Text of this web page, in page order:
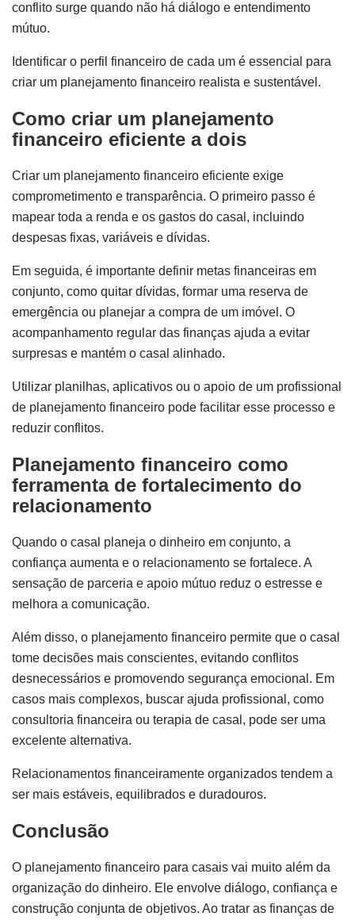
conflito surge quando não há diálogo e entendimento
mútuo.
Identificar o perfil financeiro de cada um é essencial para
criar um planejamento financeiro realista e sustentável.
Como criar um planejamento
financeiro eficiente a dois
Criar um planejamento financeiro eficiente exige
comprometimento e transparência. O primeiro passo é
mapear toda a renda e os gastos do casal, incluindo
despesas fixas, variáveis e dívidas.
Em seguida, é importante definir metas financeiras em
conjunto, como quitar dívidas, formar uma reserva de
emergência ou planejar a compra de um imóvel. O
acompanhamento regular das finanças ajuda a evitar
surpresas e mantém o casal alinhado.
Utilizar planilhas, aplicativos ou o apoio de um profissional
de planejamento financeiro pode facilitar esse processo e
reduzir conflitos.
Planejamento financeiro como
ferramenta de fortalecimento do
relacionamento
Quando o casal planeja o dinheiro em conjunto, a
confiança aumenta e o relacionamento se fortalece. A
sensação de parceria e apoio mútuo reduz o estresse e
melhora a comunicação.
Além disso, o planejamento financeiro permite que o casal
tome decisões mais conscientes, evitando conflitos
desnecessários e promovendo segurança emocional. Em
casos mais complexos, buscar ajuda profissional, como
consultoria financeira ou terapia de casal, pode ser uma
excelente alternativa.
Relacionamentos financeiramente organizados tendem a
ser mais estáveis, equilibrados e duradouros.
Conclusão
O planejamento financeiro para casais vai muito além da
organização do dinheiro. Ele envolve diálogo, confiança e
construção conjunta de objetivos. Ao tratar as finanças de